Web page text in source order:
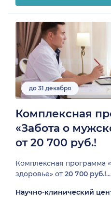
до 31 декабря
Комплексная
«Забота о
от 20 700 руб.!
Комплексная программа
здоровье» от 20 700 руб.!...
Научно-клинический